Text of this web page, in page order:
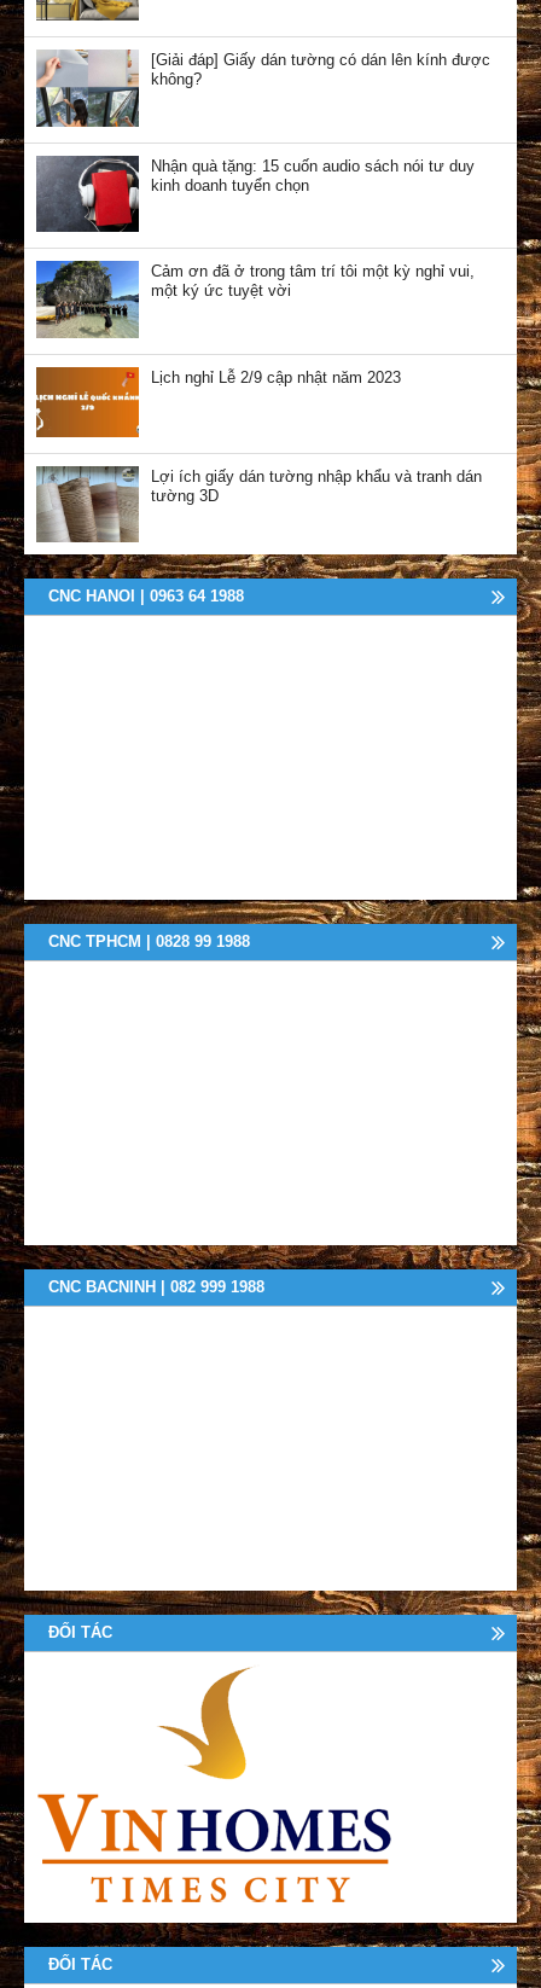
[Giải đáp] Giấy dán tường có dán lên kính được
không?
Nhận quà tặng: 15 cuốn audio sách nói tư duy
kinh doanh tuyển chọn
Cảm ơn đã ở trong tâm trí tôi một kỳ nghỉ vui,
một ký ức tuyệt vời
Lịch nghỉ Lễ 2/9 cập nhật năm 2023
Lợi ích giấy dán tường nhập khẩu và tranh dán
tường 3D
CNC HANOI | 0963 64 1988
CNC TPHCM | 0828 99 1988
CNC BACNINH | 082 999 1988
ĐỐI TÁC
ĐỐI TÁC